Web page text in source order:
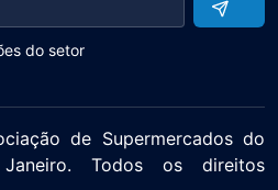
do setor
de Supermercados do
Todos os direitos